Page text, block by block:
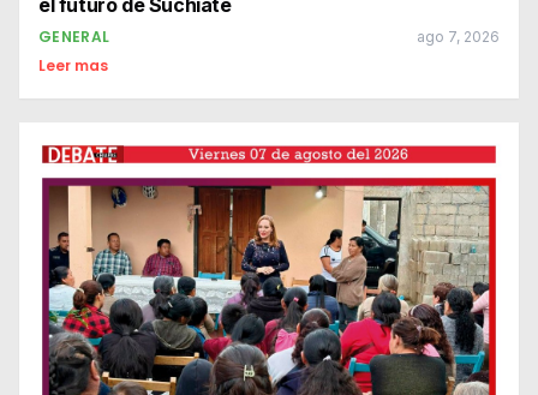
el futuro de Suchiate
GENERAL ago 7, 2026
Leer mas